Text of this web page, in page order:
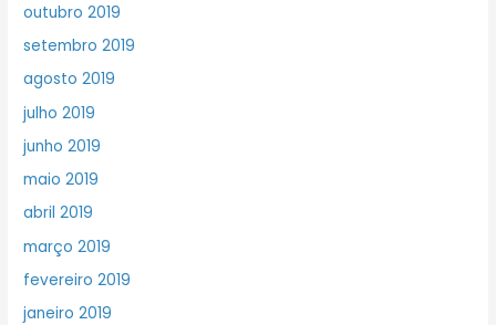
outubro 2019
setembro 2019
agosto 2019
julho 2019
junho 2019
maio 2019
abril 2019
março 2019
fevereiro 2019
janeiro 2019